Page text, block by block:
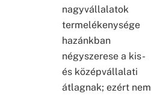
nagyvállalatok
termelékenysége
hazánkban
négyszerese a kis-
és középvállalati
átlagnak; ezért nem